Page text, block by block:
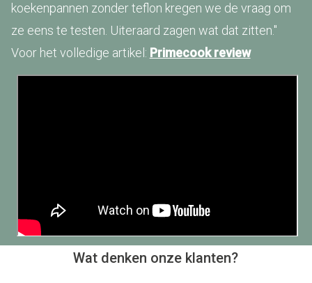
koekenpannen zonder teflon kregen we de vraag om
ze eens te testen. Uiteraard zagen wat dat zitten."
Voor het volledige artikel: Primecook review
Wat denken onze klanten?